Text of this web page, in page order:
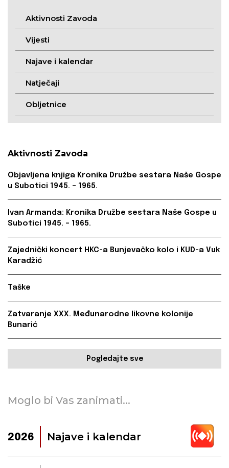
– Subotica, 23. 8.
1966.)
Aktivnosti Zavoda
Vijesti
Najave i kalendar
Natječaji
Obljetnice
Aktivnosti Zavoda
Objavljena knjiga Kronika Družbe sestara Naše Gospe
u Subotici 1945. – 1965.
Ivan Armanda: Kronika Družbe sestara Naše Gospe u
Subotici 1945. – 1965.
Zajednički koncert HKC-a Bunjevačko kolo i KUD-a Vuk
Karadžić
Taške
Zatvaranje XXX. Međunarodne likovne kolonije
Bunarić
Pogledajte sve
Moglo bi Vas zanimati...
2026 Najave i kalendar